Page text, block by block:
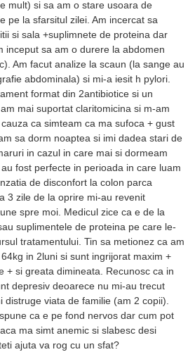
mult) si sa am o stare usoara de
pe la sfarsitul zilei. Am incercat sa
si sala +suplimnete de proteina dar
inceput sa am o durere la abdomen
Am facut analize la scaun (la sange au
abdominala) si mi-a iesit h pylori.
format din 2antibiotice si un
mai suportat claritomicina si m-am
ca simteam ca ma sufoca + gust
sa dorm noaptea si imi dadea stari de
in cazul in care mai si dormeam
fost perfecte in perioada in care luam
de disconfort la colon parca
3 zile de la oprire mi-au revenit
spre moi. Medicul zice ca e de la
suplimentele de proteina pe care le-
tratamentului. Tin sa metionez ca am
in 2luni si sunt ingrijorat maxim +
+ si greata dimineata. Recunosc ca in
depresiv deoarece nu mi-au trecut
distruge viata de familie (am 2 copii).
ca e pe fond nervos dar cum pot
ma simt anemic si slabesc desi
ajuta va rog cu un sfat?